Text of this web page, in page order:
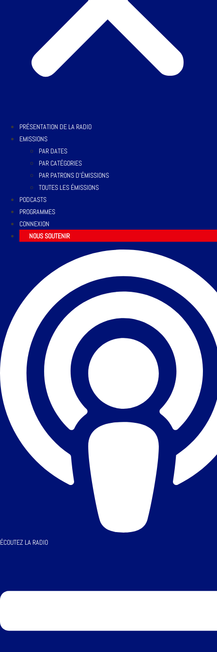
PRÉSENTATION DE LA RADIO
EMISSIONS
PAR DATES
PAR CATÉGORIES
PAR PATRONS D’ÉMISSIONS
TOUTES LES ÉMISSIONS
PODCASTS
PROGRAMMES
CONNEXION
NOUS SOUTENIR
ÉCOUTEZ LA RADIO